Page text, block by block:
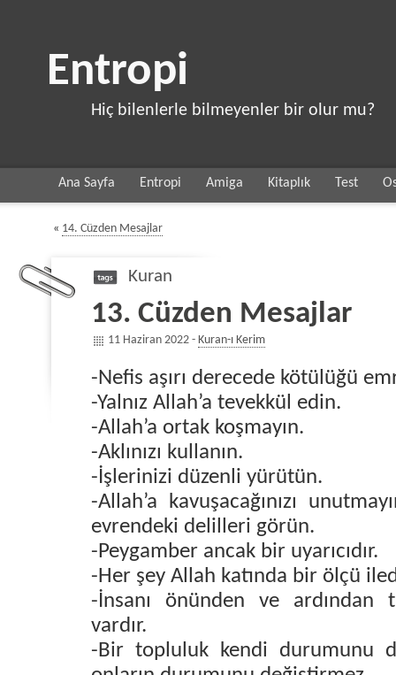
Entropi
Hiç bilenlerle bilmeyenler bir olur mu?
Ana Sayfa Entropi Amiga Kitaplık Test
« 14. Cüzden Mesajlar
Kuran
13. Cüzden Mesajlar
11 Haziran 2022 - Kuran-ı Kerim
-Nefis aşırı derecede kötülüğü
-Yalnız Allah’a tevekkül edin.
-Allah’a ortak koşmayın.
-Aklınızı kullanın.
-İşlerinizi düzenli yürütün.
-Allah’a kavuşacağınızı
evrendeki delilleri görün.
-Peygamber ancak bir uyarıcıdır.
-Her şey Allah katında bir ölçü
-İnsanı önünden ve ardından
vardır.
-Bir topluluk kendi durumunu